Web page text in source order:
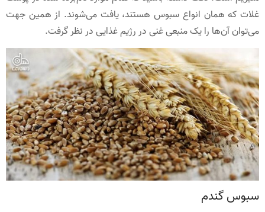
غلات که همان انواع سبوس هستند، یافت می‌شوند. از همین جهت
می‌توان آن‌ها را یک منبعی غنی در رژیم غذایی در نظر گرفت.
سبوس گندم